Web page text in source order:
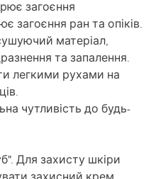
загоєння
загоєння ран та опіків.
матеріал,
та запалення.
легкими рухами на
чутливість до будь-
Для захисту шкіри